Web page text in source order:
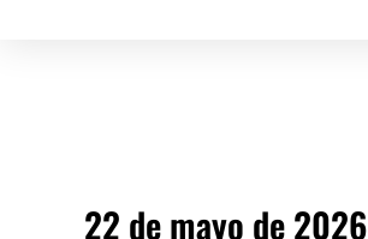
22 de mayo de 2026